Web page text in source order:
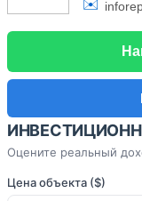
✉️
Оцените реальный
Цена объекта ($)